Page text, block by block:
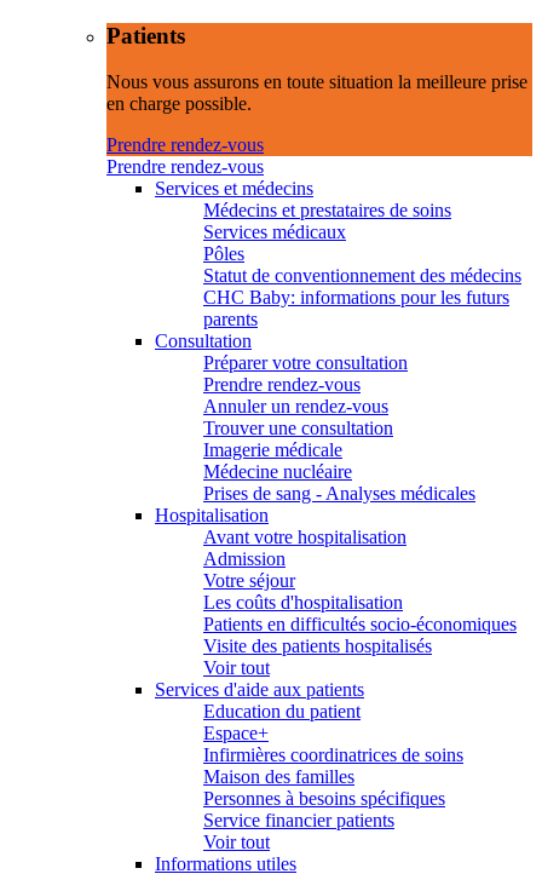
Patients
Nous vous assurons en toute situation la meilleure prise
en charge possible.
Prendre rendez-vous
Prendre rendez-vous
Services et médecins
Médecins et prestataires de soins
Services médicaux
Pôles
Statut de conventionnement des médecins
CHC Baby: informations pour les futurs
parents
Consultation
Préparer votre consultation
Prendre rendez-vous
Annuler un rendez-vous
Trouver une consultation
Imagerie médicale
Médecine nucléaire
Prises de sang - Analyses médicales
Hospitalisation
Avant votre hospitalisation
Admission
Votre séjour
Les coûts d'hospitalisation
Patients en difficultés socio-économiques
Visite des patients hospitalisés
Voir tout
Services d'aide aux patients
Education du patient
Espace+
Infirmières coordinatrices de soins
Maison des familles
Personnes à besoins spécifiques
Service financier patients
Voir tout
Informations utiles